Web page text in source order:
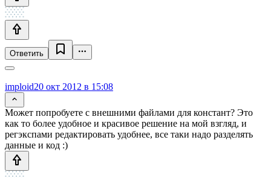
Ответить
imploid20 окт 2012 в 15:08
Может попробуете с внешними файлами для констант? Это
как то более удобное и красивое решение на мой взгляд, и
регэкспами редактировать удобнее, все таки надо разделять
данные и код :)